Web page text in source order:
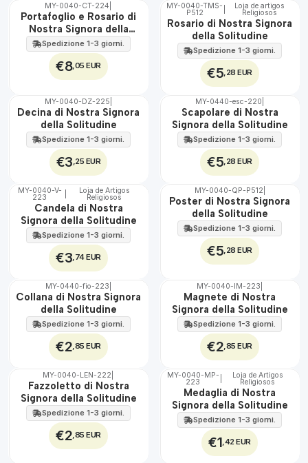
🇵🇹
100%
MY-0040-CT-224
Portafoglio e Rosario di
Nostra Signora della
Solitudine
Spedizione 1-3 giorni.
€8,05 EUR
🇵🇹
100%
MY-0040-TMS-
P512
Loja de artigos
Religiosos
Rosario di Nostra Signora
della Solitudine
Spedizione 1-3 giorni.
€5,28 EUR
🇵🇹
MY-0040-DZ-225
Decina di Nostra Signora
della Solitudine
Spedizione 1-3 giorni.
€3,25 EUR
🇵🇹
100%
MY-0440-esc-220
Scapolare di Nostra
Signora della Solitudine
Spedizione 1-3 giorni.
€5,28 EUR
🇵🇹
100%
MY-0040-V-
223
Loja de Artigos
Religiosos
Candela di Nostra
Signora della Solitudine
Spedizione 1-3 giorni.
€3,74 EUR
🇵🇹
MY-0040-QP-P512
Poster di Nostra Signora
della Solitudine
Spedizione 1-3 giorni.
€5,28 EUR
🇵🇹
MY-0440-fio-223
Collana di Nostra Signora
della Solitudine
Spedizione 1-3 giorni.
€2,85 EUR
🇵🇹
100%
MY-0040-IM-223
Magnete di Nostra
Signora della Solitudine
Spedizione 1-3 giorni.
€2,85 EUR
🇵🇹
100%
MY-0040-LEN-222
Fazzoletto di Nostra
Signora della Solitudine
Spedizione 1-3 giorni.
€2,85 EUR
🇵🇹
100%
MY-0040-MP-
223
Loja de Artigos
Religiosos
Medaglia di Nostra
Signora della Solitudine
Spedizione 1-3 giorni.
€1,42 EUR